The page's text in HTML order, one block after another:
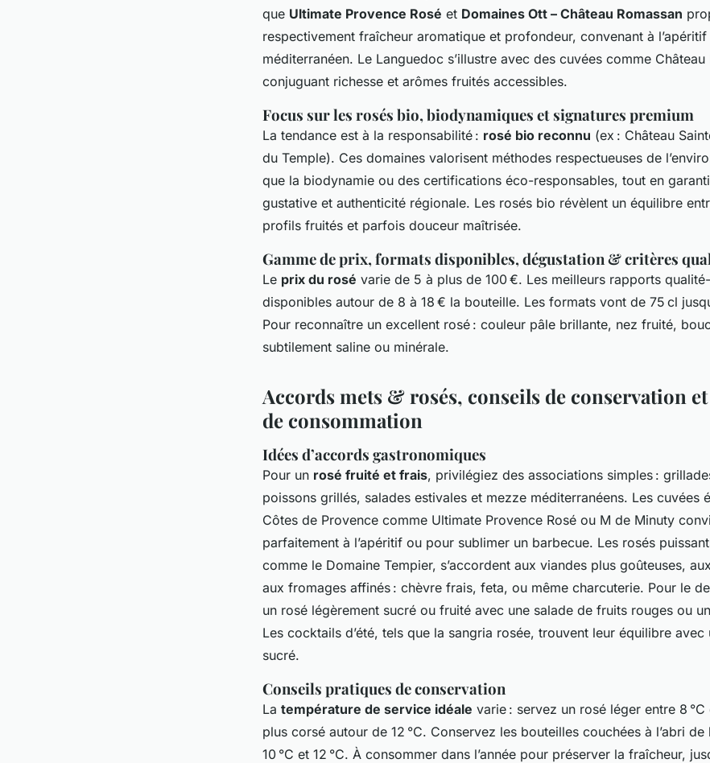
que Ultimate Provence Rosé et Domaines Ott – Château Romassan
respectivement fraîcheur aromatique et profondeur, convenant à
méditerranéen. Le Languedoc s’illustre avec des cuvées comme Château
conjuguant richesse et arômes fruités accessibles.
Focus sur les rosés bio, biodynamiques et signatures premium
La tendance est à la responsabilité : rosé bio reconnu (ex : Château
du Temple). Ces domaines valorisent méthodes respectueuses de
que la biodynamie ou des certifications éco-responsables, tout en
gustative et authenticité régionale. Les rosés bio révèlent un équilibre
profils fruités et parfois douceur maîtrisée.
Gamme de prix, formats disponibles, dégustation & critères
Le prix du rosé varie de 5 à plus de 100 €. Les meilleurs rapports
disponibles autour de 8 à 18 € la bouteille. Les formats vont de 75 cl
Pour reconnaître un excellent rosé : couleur pâle brillante, nez fruité,
subtilement saline ou minérale.
Accords mets & rosés, conseils de conservation
de consommation
Idées d’accords gastronomiques
Pour un rosé fruité et frais, privilégiez des associations simples :
poissons grillés, salades estivales et mezze méditerranéens. Les cuvées
Côtes de Provence comme Ultimate Provence Rosé ou M de Minuty
parfaitement à l’apéritif ou pour sublimer un barbecue. Les rosés
comme le Domaine Tempier, s’accordent aux viandes plus goûteuses,
aux fromages affinés : chèvre frais, feta, ou même charcuterie. Pour le
un rosé légèrement sucré ou fruité avec une salade de fruits rouges ou
Les cocktails d’été, tels que la sangria rosée, trouvent leur équilibre
sucré.
Conseils pratiques de conservation
La température de service idéale varie : servez un rosé léger entre 8 °C
plus corsé autour de 12 °C. Conservez les bouteilles couchées à l’abri
10 °C et 12 °C. À consommer dans l’année pour préserver la fraîcheur,